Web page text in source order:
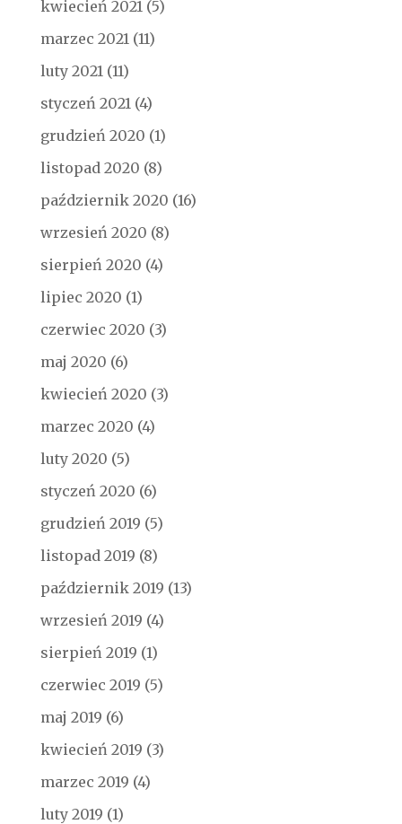
kwiecień 2021(5)
marzec 2021(11)
luty 2021(11)
styczeń 2021(4)
grudzień 2020 (1)
listopad 2020 (8)
październik 2020 (16)
wrzesień 2020 (8)
sierpień 2020 (4)
lipiec 2020 (1)
czerwiec 2020 (3)
maj 2020 (6)
kwiecień 2020 (3)
marzec 2020 (4)
luty 2020 (5)
styczeń 2020 (6)
grudzień 2019 (5)
listopad 2019 (8)
październik 2019 (13)
wrzesień 2019 (4)
sierpień 2019 (1)
czerwiec 2019 (5)
maj 2019 (6)
kwiecień 2019 (3)
marzec 2019 (4)
luty 2019 (1)